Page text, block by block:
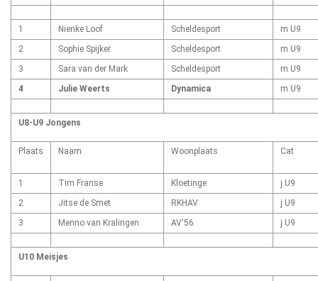
1 Nienke Loof Scheldesport
m U9
2
Sophie Spijker Scheldesport
m U9
3
Sara van der Mark Scheldesport
m U9
4
Julie Weerts Dynamica m U9
U8-U9 Jongens
Plaats Naam Woonplaats Cat
1 Tim Franse Kloetinge
j U9
2
Jitse de Smet RKHAV
j U9
3
Menno van Kralingen AV'56 j U9
U10 Meisjes